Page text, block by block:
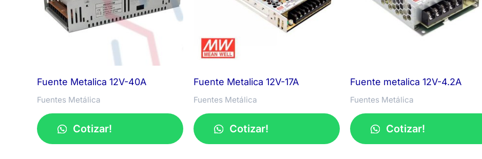
Fuente Metalica 12V-40A
Fuentes Metálica
Cotizar!
Fuente Metalica 12V-17A
Fuentes Metálica
Cotizar!
Fuente metalica 12V-4.2A
Fuentes Metálica
Cotizar!